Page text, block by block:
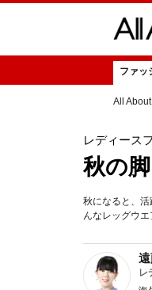
ファッ
All About
レディース
秋の
秋になると、
んなレッグウ
レ